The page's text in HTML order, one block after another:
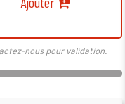
nous pour validation.